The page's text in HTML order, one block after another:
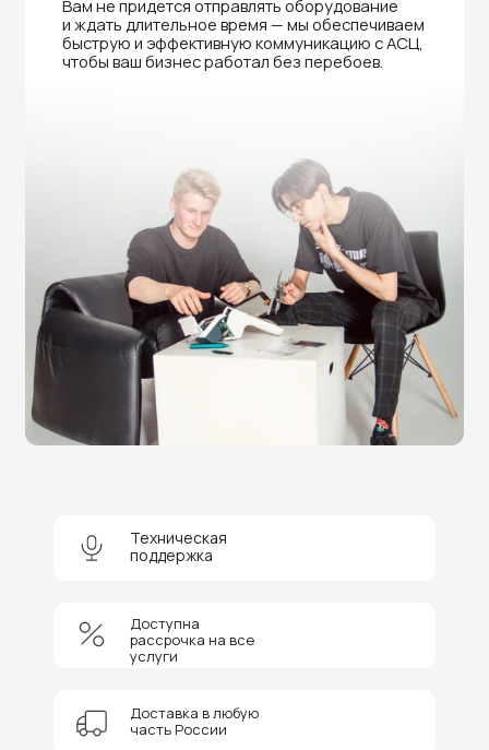
Техническая
поддержка
Доставка в любую
часть России
Доступна
рассрочка на все
услуги
Нужна помощь в выборе?
Оставьте заявку на бесплатную
консультацию и получите
скидку 5%
на покупку оборудования или
получение услуги.